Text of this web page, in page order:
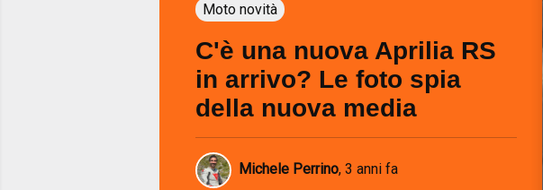
Moto novità
C'è una nuova Aprilia RS
in arrivo? Le foto spia
della nuova media
Michele Perrino, 3 anni fa